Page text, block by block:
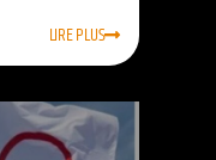
LIRE PLUS